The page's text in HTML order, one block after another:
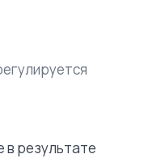
в результате